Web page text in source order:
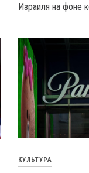
Израиля на фоне
КУЛЬТУРА